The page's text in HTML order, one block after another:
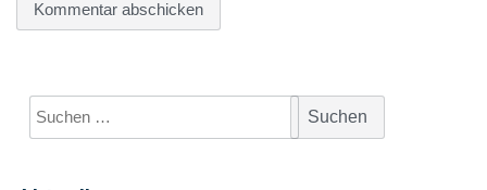
Suchen
nach: